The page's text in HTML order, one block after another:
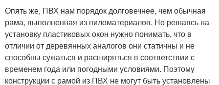
Опять же, ПВХ нам порядок долговечнее, чем обычная
рама, выполненная из пиломатериалов. Но решаясь на
установку пластиковых окон нужно понимать, что в
отличии от деревянных аналогов они статичны и не
способны сужаться и расширяться в соответствии с
временем года или погодными условиями. Поэтому
конструкции с рамой из ПВХ не могут быть установлены